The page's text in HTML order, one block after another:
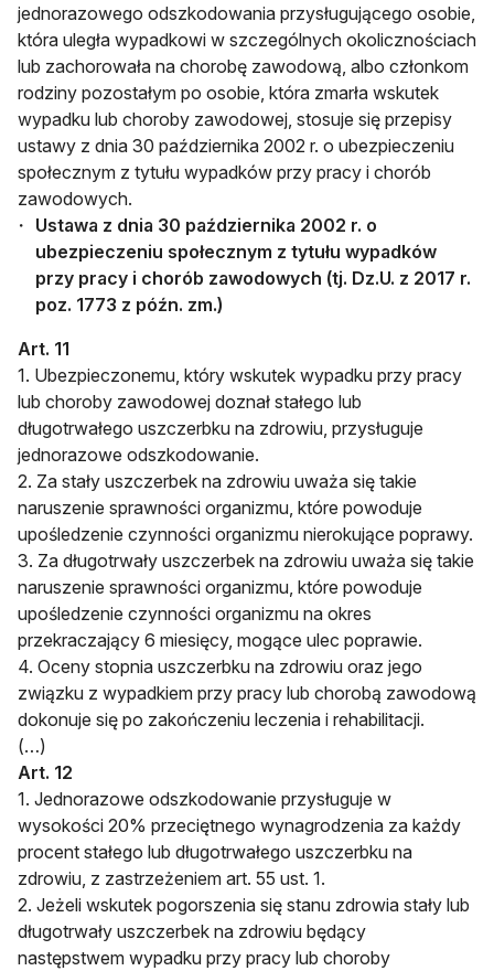
jednorazowego odszkodowania przysługującego osobie,
która uległa wypadkowi w szczególnych okolicznościach
lub zachorowała na chorobę zawodową, albo członkom
rodziny pozostałym po osobie, która zmarła wskutek
wypadku lub choroby zawodowej, stosuje się przepisy
ustawy z dnia 30 października 2002 r. o ubezpieczeniu
społecznym z tytułu wypadków przy pracy i chorób
zawodowych.
Ustawa z dnia 30 października 2002 r. o
ubezpieczeniu społecznym z tytułu wypadków
przy pracy i chorób zawodowych (tj. Dz.U. z 2017 r.
poz. 1773 z późn. zm.)
Art. 11
1. Ubezpieczonemu, który wskutek wypadku przy pracy
lub choroby zawodowej doznał stałego lub
długotrwałego uszczerbku na zdrowiu, przysługuje
jednorazowe odszkodowanie.
2. Za stały uszczerbek na zdrowiu uważa się takie
naruszenie sprawności organizmu, które powoduje
upośledzenie czynności organizmu nierokujące poprawy.
3. Za długotrwały uszczerbek na zdrowiu uważa się takie
naruszenie sprawności organizmu, które powoduje
upośledzenie czynności organizmu na okres
przekraczający 6 miesięcy, mogące ulec poprawie.
4. Oceny stopnia uszczerbku na zdrowiu oraz jego
związku z wypadkiem przy pracy lub chorobą zawodową
dokonuje się po zakończeniu leczenia i rehabilitacji.
(…)
Art. 12
1. Jednorazowe odszkodowanie przysługuje w
wysokości 20% przeciętnego wynagrodzenia za każdy
procent stałego lub długotrwałego uszczerbku na
zdrowiu, z zastrzeżeniem art. 55 ust. 1.
2. Jeżeli wskutek pogorszenia się stanu zdrowia stały lub
długotrwały uszczerbek na zdrowiu będący
następstwem wypadku przy pracy lub choroby